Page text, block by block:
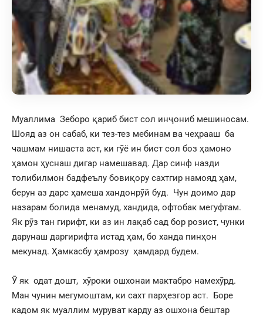
Муаллима Зеборо қариб бист сол инҷониб мешиносам.
Шояд аз он сабаб, ки тез-тез мебинам ва чеҳрааш ба
чашмам нишаста аст, ки гӯё ин бист сол боз ҳамоно
ҳамон ҳуснаш дигар намешавад. Дар синф назди
толибилмон бадфеълу бовиқору сахтгир намояд ҳам,
берун аз дарс ҳамеша хандонрӯй буд. Чун доимо дар
назарам болида менамуд, хандида, офтобак мегуфтам.
Як рӯз тан гирифт, ки аз ин лақаб сад бор розист, чунки
дарунаш даргирифта истад ҳам, бо ханда пинҳон
мекунад. Ҳамкасбу ҳамрозу ҳамдард будем.
Ӯ як одат дошт, хӯроки ошхонаи мактабро намехӯрд.
Ман чунин мегумоштам, ки сахт парҳезгор аст. Боре
кадом як муаллим муруват карду аз ошхона бештар